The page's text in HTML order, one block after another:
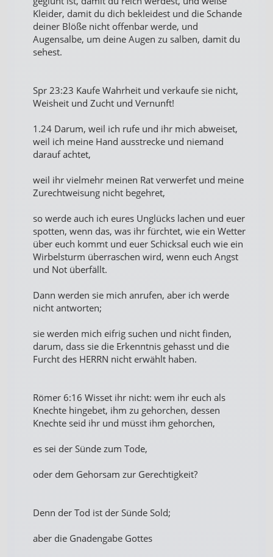
Kleider, damit du dich bekleidest und die Schande
deiner Blöße nicht offenbar werde, und
Augensalbe, um deine Augen zu salben, damit du
sehest.
Spr 23:23 Kaufe Wahrheit und verkaufe sie nicht,
Weisheit und Zucht und Vernunft!
1.24 Darum, weil ich rufe und ihr mich abweiset,
weil ich meine Hand ausstrecke und niemand
darauf achtet,
weil ihr vielmehr meinen Rat verwerfet und meine
Zurechtweisung nicht begehret,
so werde auch ich eures Unglücks lachen und euer
spotten, wenn das, was ihr fürchtet, wie ein Wetter
über euch kommt und euer Schicksal euch wie ein
Wirbelsturm überraschen wird, wenn euch Angst
und Not überfällt.
Dann werden sie mich anrufen, aber ich werde
nicht antworten;
sie werden mich eifrig suchen und nicht finden,
darum, dass sie die Erkenntnis gehasst und die
Furcht des HERRN nicht erwählt haben.
Römer 6:16 Wisset ihr nicht: wem ihr euch als
Knechte hingebet, ihm zu gehorchen, dessen
Knechte seid ihr und müsst ihm gehorchen,
es sei der Sünde zum Tode,
oder dem Gehorsam zur Gerechtigkeit?
Denn der Tod ist der Sünde Sold;
aber die Gnadengabe Gottes